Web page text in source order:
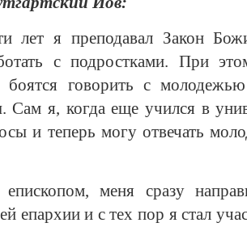
лет я преподавал Закон
с подростками. При
боятся говорить с
я, когда еще учился в
и теперь могу отвечать
меня сразу
епархии и с тех пор я стал